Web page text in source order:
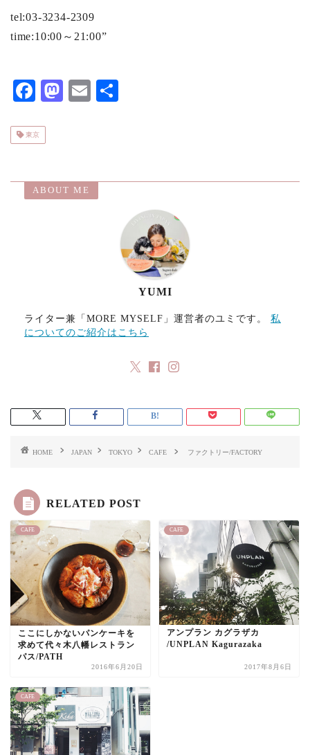
tel:03-3234-2309
time:10:00～21:00”
F
eb
o
k
M
o
n
E
東京
ABOUT ME
YUMI
ライター兼「MORE MYSELF」運営者のユミです。 私
についてのご紹介はこちら
HOME JAPAN TOKYO CAFE ファクトリー/FACTORY
RELATED POST
CAFE
ここにしかないパンケーキを
求めて代々木八幡レストラン
パス/PATH
2016年6月20日
CAFE
アンプラン カグラザカ
/UNPLAN Kagurazaka
2017年8月6日
CAFE